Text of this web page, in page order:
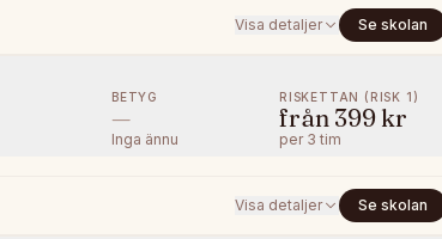
Visa detaljer Se skolan
BETYG
—
Inga ännu
RISKETTAN (RISK 1)
från 399 kr
per 3 tim
Visa detaljer Se skolan